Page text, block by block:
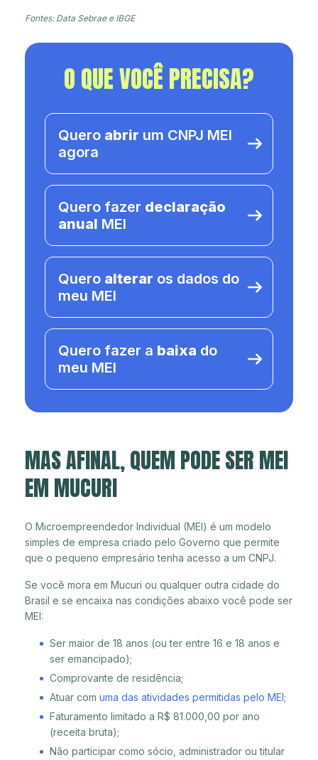
Fontes: Data Sebrae e IBGE
O QUE VOCÊ PRECISA?
Quero abrir um CNPJ MEI
agora
Quero fazer declaração
anual MEI
Quero alterar os dados do
meu MEI
Quero fazer a baixa do
meu MEI
MAS AFINAL, QUEM PODE SER MEI
EM MUCURI
O Microempreendedor Individual (MEI) é um modelo
simples de empresa criado pelo Governo que permite
que o pequeno empresário tenha acesso a um CNPJ.
Se você mora em Mucuri ou qualquer outra cidade do
Brasil e se encaixa nas condições abaixo você pode ser
MEI:
Ser maior de 18 anos (ou ter entre 16 e 18 anos e
ser emancipado);
Comprovante de residência;
Atuar com uma das atividades permitidas pelo MEI;
Faturamento limitado a R$ 81.000,00 por ano
(receita bruta);
Não participar como sócio, administrador ou titular